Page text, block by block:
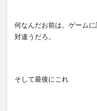
何なんだお前は。ゲーム
対違うだろ。
そして最後にこれ